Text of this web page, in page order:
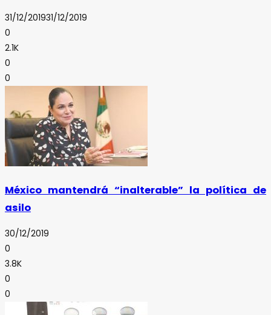
31/12/201931/12/2019
0
2.1K
0
0
México mantendrá “inalterable” la política de
asilo
30/12/2019
0
3.8K
0
0